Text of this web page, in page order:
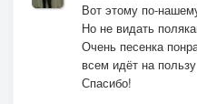
Вот этому по-
Но не видать
Очень песенка
всем идёт на
Спасибо!